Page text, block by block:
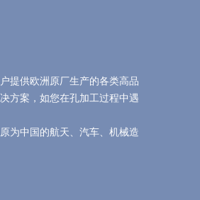
提供欧洲原厂生产的各类高品
方案，如您在孔加工过程中遇
为中国的航天、汽车、机械造